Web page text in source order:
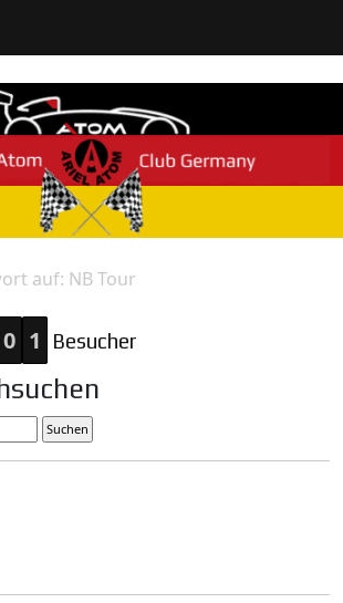
auf: NB Tour
0 1 Besucher